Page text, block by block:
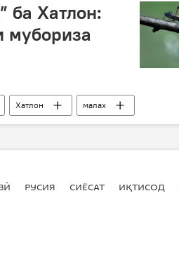
ба Хатлон:
мубориза
Хатлон
малах
РУСИЯ СИЁСАТ ИҚТИСОД